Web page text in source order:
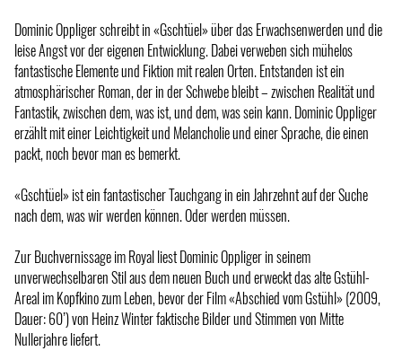
Dominic Oppliger schreibt in «Gschtüel» über das Erwachsenwerden und die
leise Angst vor der eigenen Entwicklung. Dabei verweben sich mühelos
fantastische Elemente und Fiktion mit realen Orten. Entstanden ist ein
atmosphärischer Roman, der in der Schwebe bleibt – zwischen Realität und
Fantastik, zwischen dem, was ist, und dem, was sein kann. Dominic Oppliger
erzählt mit einer Leichtigkeit und Melancholie und einer Sprache, die einen
packt, noch bevor man es bemerkt.
«Gschtüel» ist ein fantastischer Tauchgang in ein Jahrzehnt auf der Suche
nach dem, was wir werden können. Oder werden müssen.
Zur Buchvernissage im Royal liest Dominic Oppliger in seinem
unverwechselbaren Stil aus dem neuen Buch und erweckt das alte Gstühl-
Areal im Kopfkino zum Leben, bevor der Film «Abschied vom Gstühl» (2009,
Dauer: 60’) von Heinz Winter faktische Bilder und Stimmen von Mitte
Nullerjahre liefert.